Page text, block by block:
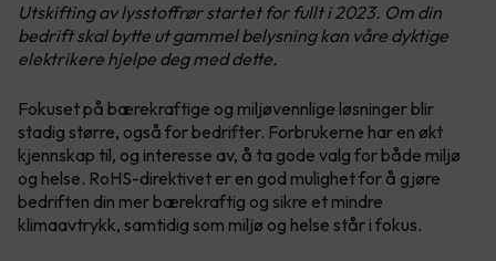
Utskifting av lysstoffrør startet for fullt i 2023. Om din
bedrift skal bytte ut gammel belysning kan våre dyktige
elektrikere hjelpe deg med dette.
Fokuset på bærekraftige og miljøvennlige løsninger blir
stadig større, også for bedrifter. Forbrukerne har en økt
kjennskap til, og interesse av, å ta gode valg for både miljø
og helse. RoHS-direktivet er en god mulighet for å gjøre
bedriften din mer bærekraftig og sikre et mindre
klimaavtrykk, samtidig som miljø og helse står i fokus.